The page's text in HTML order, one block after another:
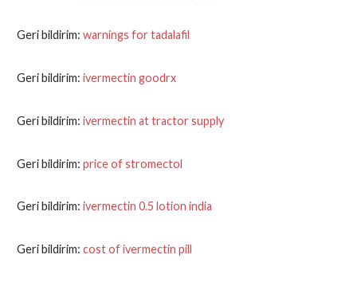
Geri bildirim: warnings for tadalafil
Geri bildirim: ivermectin goodrx
Geri bildirim: ivermectin at tractor supply
Geri bildirim: price of stromectol
Geri bildirim: ivermectin 0.5 lotion india
Geri bildirim: cost of ivermectin pill